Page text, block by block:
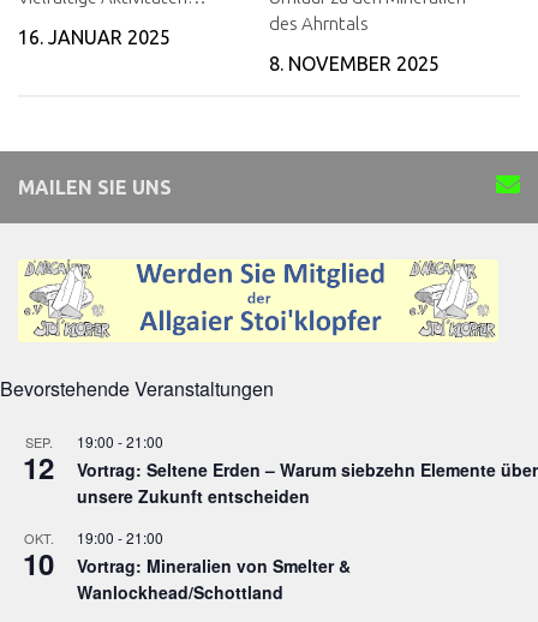
16. JANUAR 2025
des Ahrntals
8. NOVEMBER 2025
MAILEN SIE UNS
Bevorstehende Veranstaltungen
SEP.
12
19:00 -21:00
Vortrag: Seltene Erden – Warum siebzehn Elemente über
unsere Zukunft entscheiden
OKT.
10
19:00 -21:00
Vortrag: Mineralien von Smelter &
Wanlockhead/Schottland